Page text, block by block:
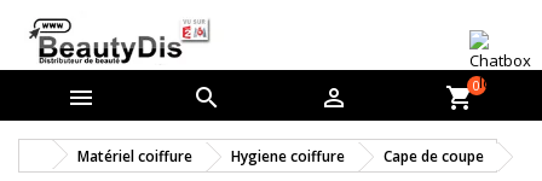
   shopping_cart0
Matériel coiffure Hygiene coiffure Cape de coupe